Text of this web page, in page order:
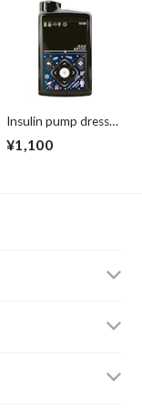
Insulin pump dress
traveler
¥1,100